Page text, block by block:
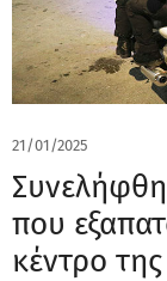
21/01/2025
που
κέντρο